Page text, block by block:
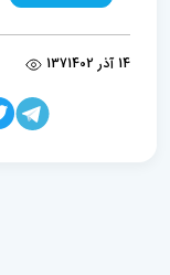
14 آذر 1402 137